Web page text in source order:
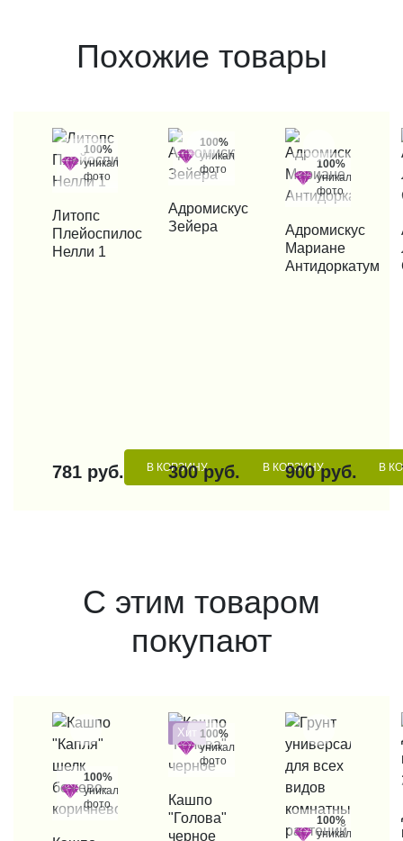
Похожие товары
100%
уникальные
фото
КУПИТЬ В 1 КЛИК
Литопс
Плейоспилос
Нелли 1
781 руб. В КОРЗИНУ
100%
уникальные
фото
КУПИТЬ В 1 КЛИК
Адромискус
Зейера
300 руб. В КОРЗИНУ
100%
уникальные
фото
КУПИТЬ В 1 КЛИК
Адромискус
Мариане
Антидоркатум
900 руб. В
С этим товаром
покупают
100%
уникальные
фото
Хит 100%
уникальные
фото
КУПИТЬ В 1 КЛИК
Кашпо
"Голова"
черное
100%
уникальные